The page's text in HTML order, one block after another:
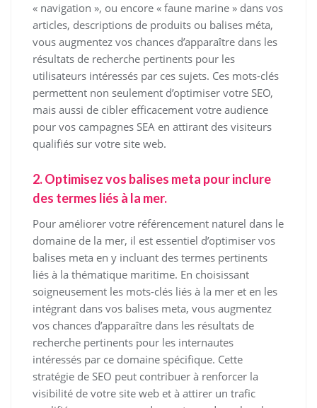
« navigation », ou encore « faune marine » dans vos
articles, descriptions de produits ou balises méta,
vous augmentez vos chances d’apparaître dans les
résultats de recherche pertinents pour les
utilisateurs intéressés par ces sujets. Ces mots-clés
permettent non seulement d’optimiser votre SEO,
mais aussi de cibler efficacement votre audience
pour vos campagnes SEA en attirant des visiteurs
qualifiés sur votre site web.
2. Optimisez vos balises meta pour inclure
des termes liés à la mer.
Pour améliorer votre référencement naturel dans le
domaine de la mer, il est essentiel d’optimiser vos
balises meta en y incluant des termes pertinents
liés à la thématique maritime. En choisissant
soigneusement les mots-clés liés à la mer et en les
intégrant dans vos balises meta, vous augmentez
vos chances d’apparaître dans les résultats de
recherche pertinents pour les internautes
intéressés par ce domaine spécifique. Cette
stratégie de SEO peut contribuer à renforcer la
visibilité de votre site web et à attirer un trafic